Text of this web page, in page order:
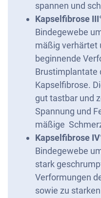
spannen und
Kapselfibrose
Bindegewebe
mäßig verhärtet
beginnende
Brustimplantate
Kapselfibrose.
gut tastbar und
Spannung und
mäßige
Kapselfibrose
Bindegewebe
stark
Verformungen
sowie zu